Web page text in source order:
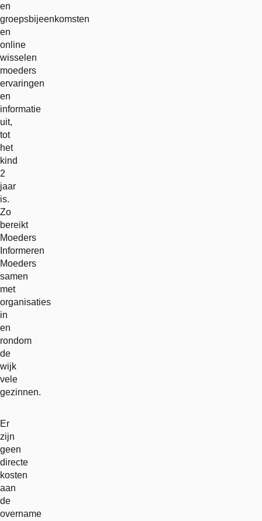
en
groepsbijeenkomsten
en
online
wisselen
moeders
ervaringen
en
informatie
uit,
tot
het
kind
2
jaar
is.
Zo
bereikt
Moeders
Informeren
Moeders
samen
met
organisaties
in
en
rondom
de
wijk
vele
gezinnen.
Er
zijn
geen
directe
kosten
aan
de
overname